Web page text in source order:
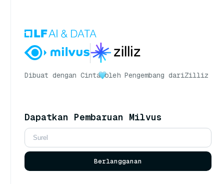
Dibuat dengan Cinta oleh Pengembang dariZilliz
Dapatkan Pembaruan Milvus
Berlangganan